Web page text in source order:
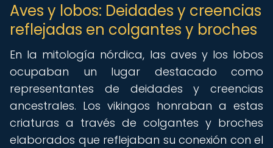
Aves y lobos: Deidades y creencias
reflejadas en colgantes y broches
En la mitología nórdica, las aves y los lobos
ocupaban un lugar destacado como
representantes de deidades y creencias
ancestrales. Los vikingos honraban a estas
criaturas a través de colgantes y broches
elaborados que reflejaban su conexión con el